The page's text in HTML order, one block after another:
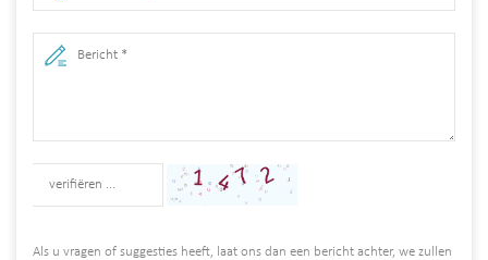
Als u vragen of suggesties heeft, laat ons dan een bericht achter, we zullen